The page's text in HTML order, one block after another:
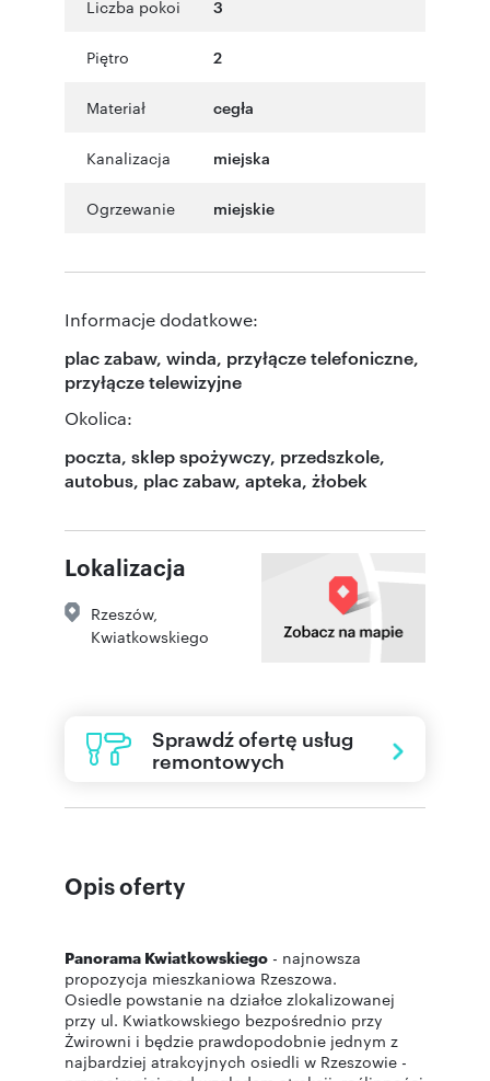
Liczba pokoi 3
Piętro 2
Materiał cegła
Kanalizacja miejska
Ogrzewanie miejskie
Informacje dodatkowe:
plac zabaw, winda, przyłącze telefoniczne,
przyłącze telewizyjne
Okolica:
poczta, sklep spożywczy, przedszkole,
autobus, plac zabaw, apteka, żłobek
Lokalizacja
Rzeszów,
Kwiatkowskiego
Sprawdź ofertę usług
remontowych
Opis oferty
Panorama Kwiatkowskiego - najnowsza
propozycja mieszkaniowa Rzeszowa.
Osiedle powstanie na działce zlokalizowanej
przy ul. Kwiatkowskiego bezpośrednio przy
Żwirowni i będzie prawdopodobnie jednym z
najbardziej atrakcyjnych osiedli w Rzeszowie -